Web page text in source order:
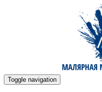
Toggle navigation